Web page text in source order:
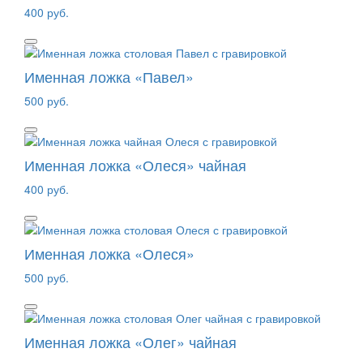
400 руб.
Именная ложка «Павел»
500 руб.
Именная ложка «Олеся» чайная
400 руб.
Именная ложка «Олеся»
500 руб.
Именная ложка «Олег» чайная